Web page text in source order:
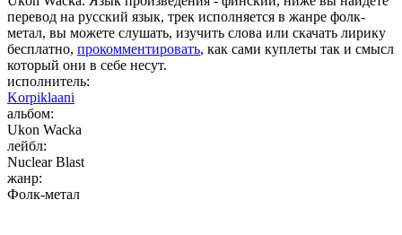
перевод на русский язык, трек исполняется в жанре фолк-
метал, вы можете слушать, изучить слова или скачать лирику
бесплатно, прокомментировать, как сами куплеты так и смысл
который они в себе несут.
исполнитель:
Korpiklaani
альбом:
Ukon Wacka
лейбл:
Nuclear Blast
жанр:
Фолк-метал